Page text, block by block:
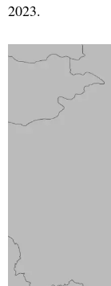
2023.